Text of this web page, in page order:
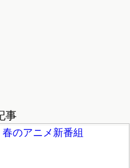
事
のアニメ新番組